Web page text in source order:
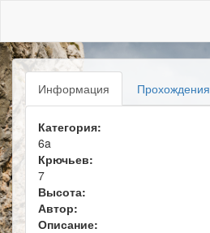
Информация Прохождения
Категория:
6a
Крючьев:
7
Высота:
Автор:
Описание: